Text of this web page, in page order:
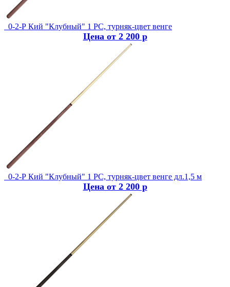
0-2-Р Кий "Клубный" 1 РС, турняк-цвет венге
Цена от 2 200 р
0-2-Р Кий "Клубный" 1 РС, турняк-цвет венге дл.1,5 м
Цена от 2 200 р